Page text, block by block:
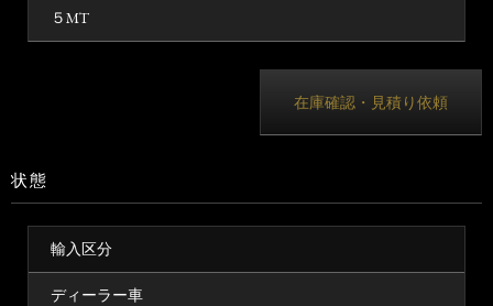
５MT
在庫確認・見積り依頼
状態
輸入区分
ディーラー車